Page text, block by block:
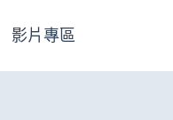
影片專區